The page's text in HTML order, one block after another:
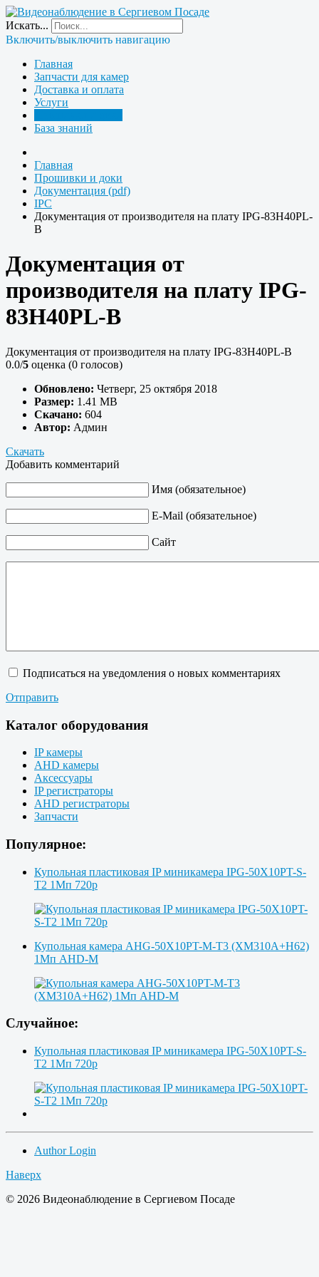
Искать...
Включить/выключить навигацию
Главная
Запчасти для камер
Доставка и оплата
Услуги
База знаний
Главная
Прошивки и доки
Документация (pdf)
IPC
Документация от производителя на плату IPG-83H40PL-
B
Документация от
производителя на плату IPG-
83H40PL-B
Документация от производителя на плату IPG-83H40PL-B
0.0/5 оценка (0 голосов)
Обновлено: Четверг, 25 октября 2018
Размер: 1.41 MB
Скачано: 604
Автор: Админ
Скачать
Добавить комментарий
Имя (обязательное)
E-Mail (обязательное)
Сайт
Подписаться на уведомления о новых комментариях
Отправить
Каталог оборудования
IP камеры
AHD камеры
Аксессуары
IP регистраторы
AHD регистраторы
Запчасти
Популярное:
Купольная пластиковая IP миникамера IPG-50X10PT-S-
T2 1Мп 720p
Купольная камера AHG-50X10PT-M-T3 (XM310A+H62)
1Мп AHD-M
Случайное:
Купольная пластиковая IP миникамера IPG-50X10PT-S-
T2 1Мп 720p
Author Login
Наверх
© 2026 Видеонаблюдение в Сергиевом Посаде